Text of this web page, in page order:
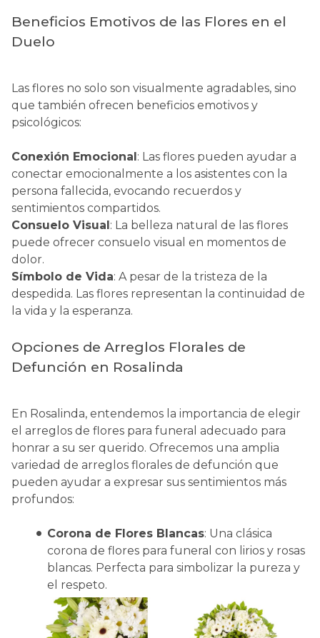
Beneficios Emotivos de las Flores en el
Duelo
Las flores no solo son visualmente agradables, sino
que también ofrecen beneficios emotivos y
psicológicos:
Conexión Emocional: Las flores pueden ayudar a
conectar emocionalmente a los asistentes con la
persona fallecida, evocando recuerdos y
sentimientos compartidos.
Consuelo Visual: La belleza natural de las flores
puede ofrecer consuelo visual en momentos de
dolor.
Símbolo de Vida: A pesar de la tristeza de la
despedida. Las flores representan la continuidad de
la vida y la esperanza.
Opciones de Arreglos Florales de
Defunción en Rosalinda
En Rosalinda, entendemos la importancia de elegir
el arreglos de flores para funeral adecuado para
honrar a su ser querido. Ofrecemos una amplia
variedad de arreglos florales de defunción que
pueden ayudar a expresar sus sentimientos más
profundos:
Corona de Flores Blancas: Una clásica
corona de flores para funeral con lirios y rosas
blancas. Perfecta para simbolizar la pureza y
el respeto.